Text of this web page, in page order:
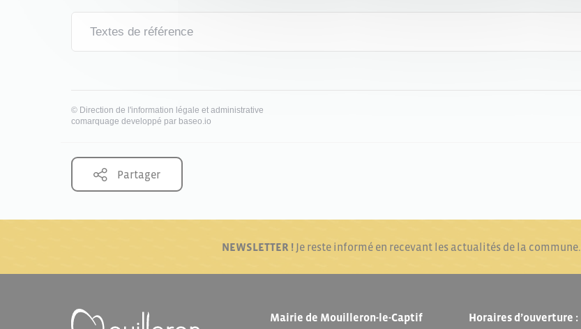
Textes de référence
© Direction de l'information légale et administrative
comarquage developpé par baseo.io
Partager
NEWSLETTER !Je reste informé en recevant les actualités de la commune.
Mairie de Mouilleron-le-Captif Horaires d’ouverture :